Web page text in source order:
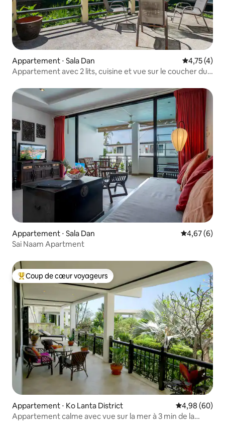
Appartement ⋅ Sala Dan Évaluation
4,75 (4)
Appartement avec 2 lits, cuisine et vue sur le coucher du
Appartement ⋅ Sala Dan Évaluation
4,67 (6)
Sai Naam Apartment
Coups de cœur voyageurs les plus appréciés
Coup de cœur voyageurs
Appartement ⋅ Ko Lanta District Évaluation
4,98 (60)
Appartement calme avec vue sur la mer à 3 min de la